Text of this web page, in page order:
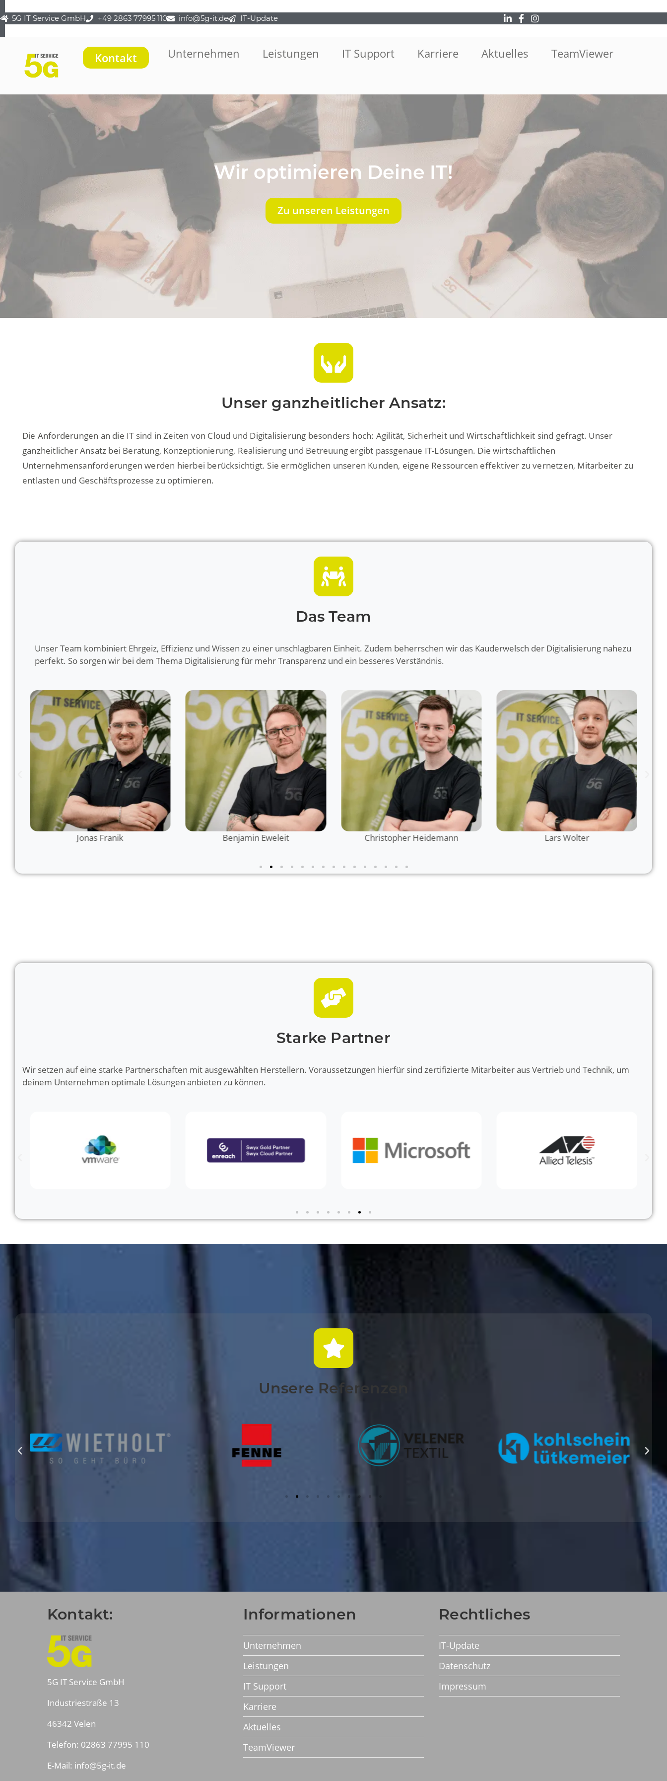
5G IT Service GmbH +49 2863 77995 110 info@5g-it.de IT-Update
Kontakt Unternehmen Leistungen IT Support Karriere Aktuelles TeamViewer
Wir optimieren Deine IT!
Zu unseren Leistungen
Unser ganzheitlicher Ansatz:
Die Anforderungen an die IT sind in Zeiten von Cloud und Digitalisierung besonders hoch: Agilität, Sicherheit und Wirtschaftlichkeit sind gefragt. Unser
ganzheitlicher Ansatz bei Beratung, Konzeptionierung, Realisierung und Betreuung ergibt passgenaue IT-Lösungen. Die wirtschaftlichen
Unternehmensanforderungen werden hierbei berücksichtigt. Sie ermöglichen unseren Kunden, eigene Ressourcen effektiver zu vernetzen, Mitarbeiter zu
entlasten und Geschäftsprozesse zu optimieren.
Das Team
Unser Team kombiniert Ehrgeiz, Effizienz und Wissen zu einer unschlagbaren Einheit. Zudem beherrschen wir das Kauderwelsch der Digitalisierung nahezu
perfekt. So sorgen wir bei dem Thema Digitalisierung für mehr Transparenz und ein besseres Verständnis.
Jonas Franik Benjamin Eweleit Christopher Heidemann Lars Wolter
Starke Partner
Wir setzen auf eine starke Partnerschaften mit ausgewählten Herstellern. Voraussetzungen hierfür sind zertifizierte Mitarbeiter aus Vertrieb und Technik, um
deinem Unternehmen optimale Lösungen anbieten zu können.
Unsere Referenzen
Kontakt:
5G IT Service GmbH
Industriestraße 13
46342 Velen
Telefon: 02863 77995 110
E-Mail: info@5g-it.de
Informationen
Unternehmen
Leistungen
IT Support
Karriere
Aktuelles
TeamViewer
Rechtliches
IT-Update
Datenschutz
Impressum